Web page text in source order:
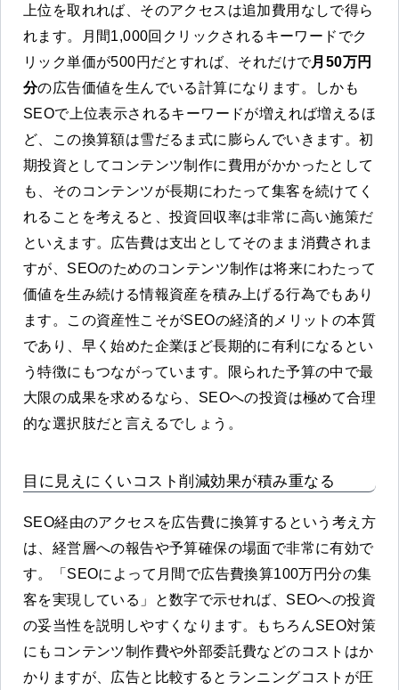
上位を取れれば、そのアクセスは追加費用なしで得ら
れます。月間1,000回クリックされるキーワードでク
リック単価が500円だとすれば、それだけで月50万円
分の広告価値を生んでいる計算になります。しかも
SEOで上位表示されるキーワードが増えれば増えるほ
ど、この換算額は雪だるま式に膨らんでいきます。初
期投資としてコンテンツ制作に費用がかかったとして
も、そのコンテンツが長期にわたって集客を続けてく
れることを考えると、投資回収率は非常に高い施策だ
といえます。広告費は支出としてそのまま消費されま
すが、SEOのためのコンテンツ制作は将来にわたって
価値を生み続ける情報資産を積み上げる行為でもあり
ます。この資産性こそがSEOの経済的メリットの本質
であり、早く始めた企業ほど長期的に有利になるとい
う特徴にもつながっています。限られた予算の中で最
大限の成果を求めるなら、SEOへの投資は極めて合理
的な選択肢だと言えるでしょう。
目に見えにくいコスト削減効果が積み重なる
SEO経由のアクセスを広告費に換算するという考え方
は、経営層への報告や予算確保の場面で非常に有効で
す。「SEOによって月間で広告費換算100万円分の集
客を実現している」と数字で示せれば、SEOへの投資
の妥当性を説明しやすくなります。もちろんSEO対策
にもコンテンツ制作費や外部委託費などのコストはか
かりますが、広告と比較するとランニングコストが圧